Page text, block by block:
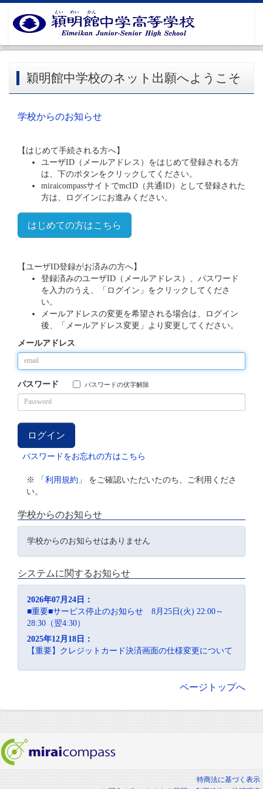
穎明館中学校のネット出願へようこそ
学校からのお知らせ
【はじめて手続される方へ】
ユーザID（メールアドレス）をはじめて登録される方
は、下のボタンをクリックしてください。
miraicompassサイトでmcID（共通ID）として登録された
方は、ログインにお進みください。
はじめての方はこちら
【ユーザID登録がお済みの方へ】
登録済みのユーザID（メールアドレス）、パスワード
を入力のうえ、「ログイン」をクリックしてくださ
い。
メールアドレスの変更を希望される場合は、ログイン
後、「メールアドレス変更」より変更してください。
メールアドレス
パスワード パスワードの伏字解除
パスワードをお忘れの方はこちら
※ 「利用規約」
をご確認いただいたのち、ご利用くださ
い。
学校からのお知らせ
学校からのお知らせはありません
システムに関するお知らせ
2026年07月24日：
■重要■サービス停止のお知らせ 8月25日(火) 22:00～
28:30（翌4:30）
2025年12月18日：
【重要】クレジットカード決済画面の仕様変更について
ページトップへ
特商法に基づく表示